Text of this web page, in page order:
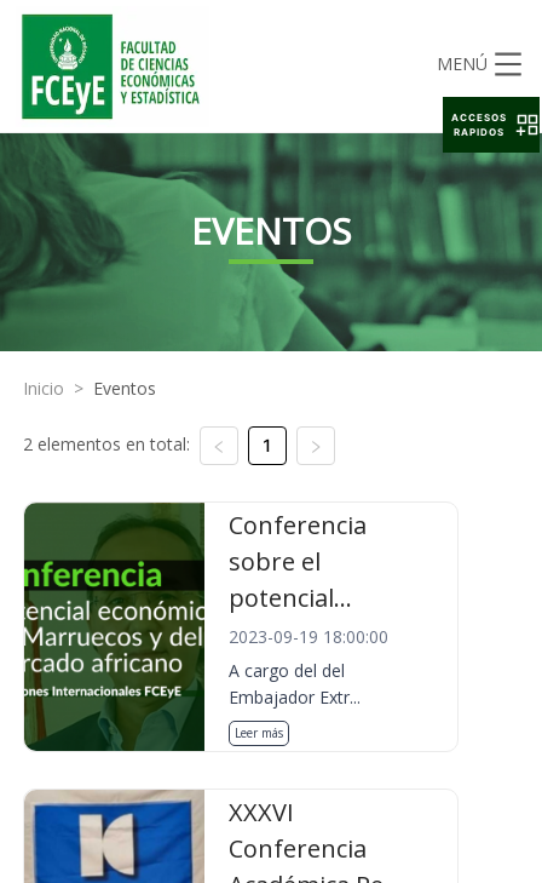
MENÚ
EVENTOS
Inicio > Eventos
2 elementos en total: 1
Conferencia
sobre el
potencial...
2023-09-19 18:00:00
A cargo del del
Embajador Extr...
Leer más
XXXVI
Conferencia
ACCESOS
RAPIDOS